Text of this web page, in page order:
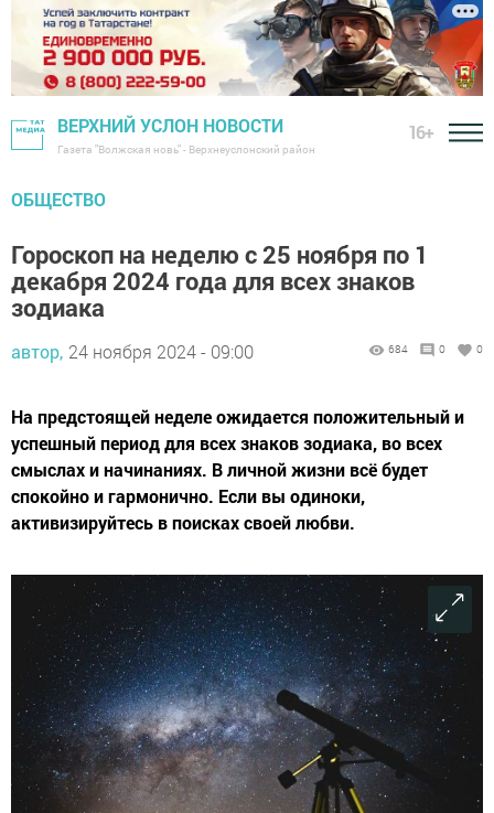
ВЕРХНИЙ УСЛОН НОВОСТИ
Газета "Волжская новь" - Верхнеуслонский район
16+
ОБЩЕСТВО
Гороскоп на неделю с 25 ноября по 1
декабря 2024 года для всех знаков
зодиака
автор, 24 ноября 2024 - 09:00 684 0 0
На предстоящей неделе ожидается положительный и
успешный период для всех знаков зодиака, во всех
смыслах и начинаниях. В личной жизни всё будет
спокойно и гармонично. Если вы одиноки,
активизируйтесь в поисках своей любви.